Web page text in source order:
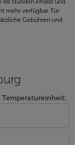
Stunden erfasst und
mehr verfügbar. Für
Gebühren und
Temperatureinheit: